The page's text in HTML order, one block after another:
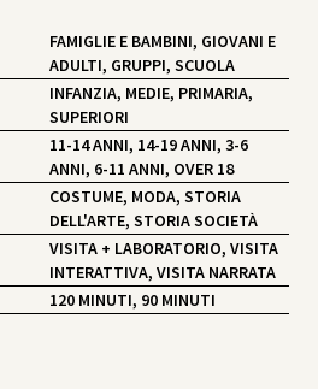
FAMIGLIE E BAMBINI, GIOVANI E
ADULTI, GRUPPI, SCUOLA
INFANZIA, MEDIE, PRIMARIA,
SUPERIORI
11-14 ANNI, 14-19 ANNI, 3-6
ANNI, 6-11 ANNI, OVER 18
COSTUME, MODA, STORIA
DELL'ARTE, STORIA SOCIETÀ
VISITA + LABORATORIO, VISITA
INTERATTIVA, VISITA NARRATA
120 MINUTI, 90 MINUTI